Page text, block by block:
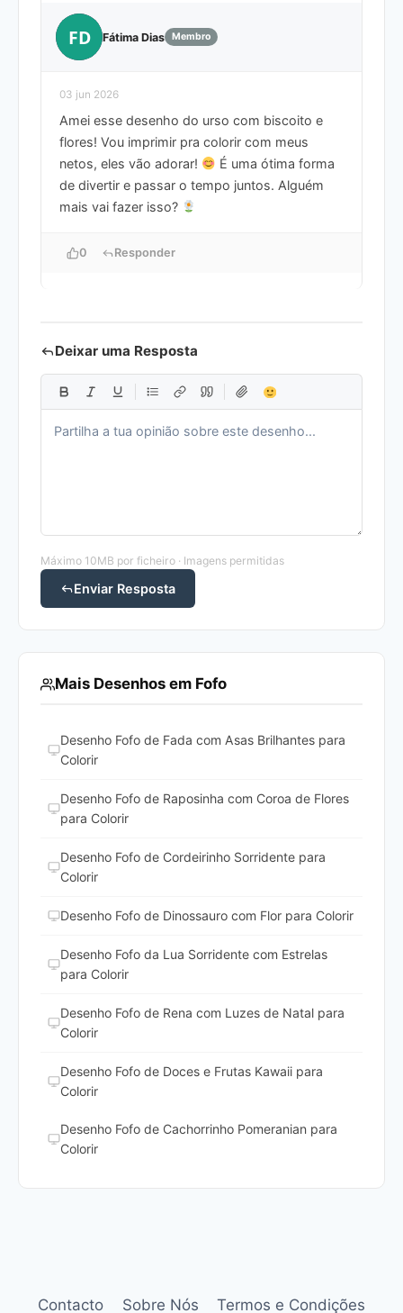
FD Fátima Dias Membro
03 jun 2026
Amei esse desenho do urso com biscoito e
flores! Vou imprimir pra colorir com meus
netos, eles vão adorar!
É uma ótima forma
de divertir e passar o tempo juntos. Alguém
mais vai fazer isso?
0 Responder
Deixar uma Resposta
Máximo 10MB por ficheiro · Imagens permitidas
Enviar Resposta
Mais Desenhos em Fofo
Desenho Fofo de Fada com Asas Brilhantes para
Colorir
Desenho Fofo de Raposinha com Coroa de Flores
para Colorir
Desenho Fofo de Cordeirinho Sorridente para
Colorir
Desenho Fofo de Dinossauro com Flor para Colorir
Desenho Fofo da Lua Sorridente com Estrelas
para Colorir
Desenho Fofo de Rena com Luzes de Natal para
Colorir
Desenho Fofo de Doces e Frutas Kawaii para
Colorir
Desenho Fofo de Cachorrinho Pomeranian para
Colorir
Contacto Sobre Nós Termos e Condições